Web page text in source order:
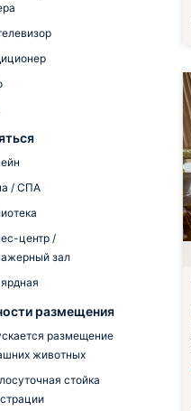
/ СПА
центр /
зал
размещения
размещение
животных
стойка